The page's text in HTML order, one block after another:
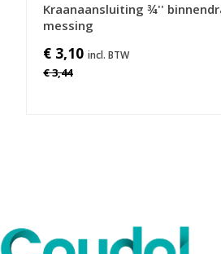
Kraanaansluiting ¾''
messing
€ 3,10
€ 3,44